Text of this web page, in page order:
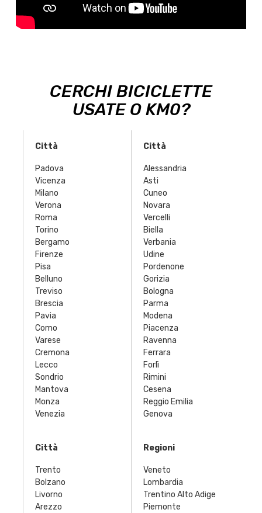
CERCHI BICICLETTE
USATE O KM0?
Città
Padova
Vicenza
Milano
Verona
Roma
Torino
Bergamo
Firenze
Pisa
Belluno
Treviso
Brescia
Pavia
Como
Varese
Cremona
Lecco
Sondrio
Mantova
Monza
Venezia
Città
Alessandria
Asti
Cuneo
Novara
Vercelli
Biella
Verbania
Udine
Pordenone
Gorizia
Bologna
Parma
Modena
Piacenza
Ravenna
Ferrara
Forlì
Rimini
Cesena
Reggio Emilia
Genova
Città
Trento
Bolzano
Livorno
Arezzo
Regioni
Veneto
Lombardia
Trentino Alto Adige
Piemonte